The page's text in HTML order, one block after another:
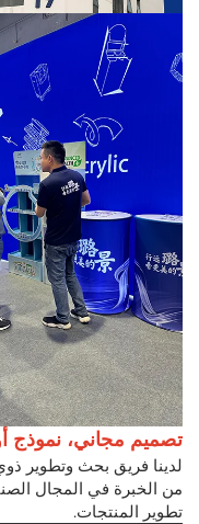
تصميم مجاني، نموذج
لدينا فريق بحث وتطوير
من الخبرة في المجال
تطوير المنتجات.